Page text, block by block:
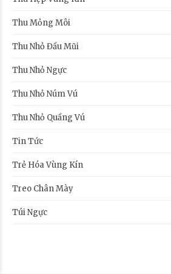
Thu Mỏng Môi
Thu Nhỏ Đầu Mũi
Thu Nhỏ Ngực
Thu Nhỏ Núm Vú
Thu Nhỏ Quầng Vú
Tin Tức
Trẻ Hóa Vùng Kín
Treo Chân Mày
Túi Ngực